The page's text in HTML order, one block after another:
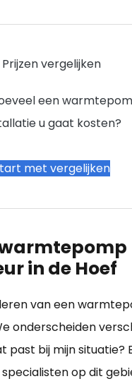
Prijzen vergelijken
een
u gaat kosten?
met vergelijken
warmtepomp
in de Hoef
van een
onderscheiden
past bij mijn situatie?
op dit